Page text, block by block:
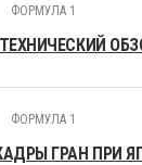
ФОРМУЛА 1
ФОРМУЛА 1
ГРАН ПРИ